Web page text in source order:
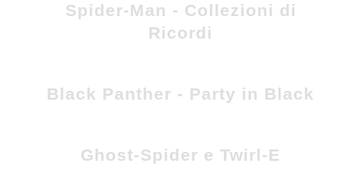
Spider-Man - Collezioni di
Ricordi
Black Panther - Party in Black
Ghost-Spider e Twirl-E